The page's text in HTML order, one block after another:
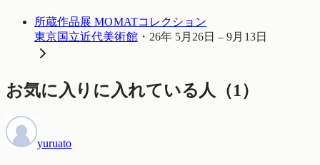
所蔵作品展 MOMATコレクション
東京国立近代美術館・ 26年 5月26日 – 9月13日
お気に入りに入れている人 （1）
yuruato